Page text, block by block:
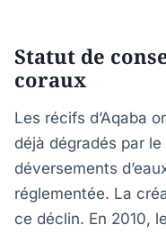
Statut de
coraux
Les récifs d’Aqaba
déjà dégradés par
déversements
réglementée. La
ce déclin. En 2010,